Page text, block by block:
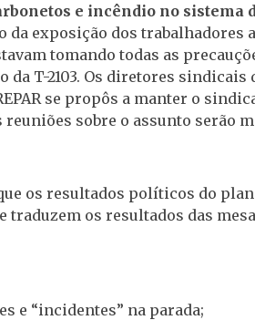
e incêndio no sistema
da exposição dos trabalhadores
tomando todas as
da T-2103. Os diretores
se propôs a manter o
sobre o assunto serão
os resultados políticos do
traduzem os resultados das
e “incidentes” na parada;